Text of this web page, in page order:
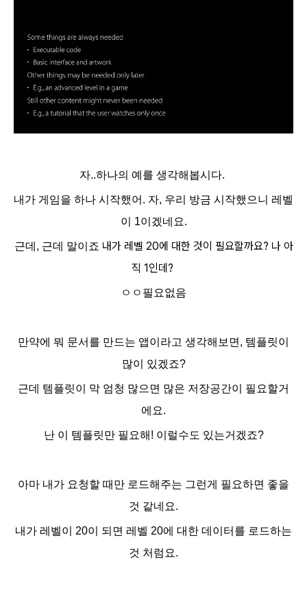
자..하나의 예를 생각해봅시다.
내가 게임을 하나 시작했어. 자, 우리 방금 시작했으니 레벨
이 1이겠네요.
근데, 근데 말이죠 내가 레벨 20에 대한 것이 필요할까요? 나 아
직 1인데?
ㅇㅇ필요없음
만약에 뭐 문서를 만드는 앱이라고 생각해보면, 템플릿이
많이 있겠죠?
근데 템플릿이 막 엄청 많으면 많은 저장공간이 필요할거
에요.
난 이 템플릿만 필요해! 이럴수도 있는거겠죠?
아마 내가 요청할 때만 로드해주는 그런게 필요하면 좋을
것 같네요.
내가 레벨이 20이 되면 레벨 20에 대한 데이터를 로드하는
것 처럼요.